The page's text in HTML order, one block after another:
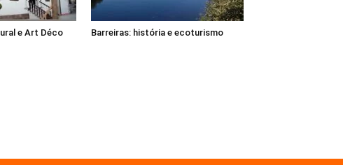
e Art Déco Barreiras: história e ecoturismo